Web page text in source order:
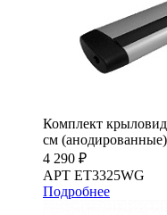
Комплект
см
4 290 ₽
АРТ ET3325WG
Подробнее